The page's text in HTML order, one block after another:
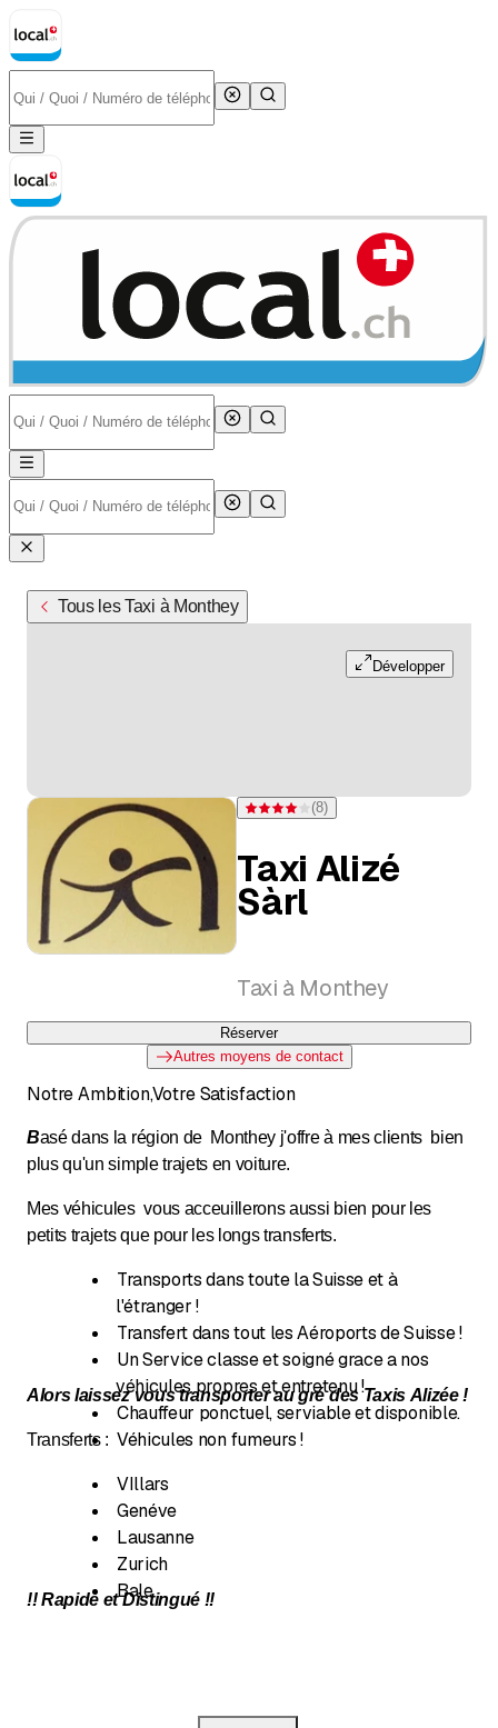
Tous les Taxi à Monthey
Développer
Note 4 sur 5 étoiles pour 8 évaluations
(8)
Taxi Alizé
Sàrl
Taxi à Monthey
Réserver
Autres moyens de contact
Notre Ambition,Votre Satisfaction
Basé dans la région de Monthey j'offre à mes clients bien
plus qu'un simple trajets en voiture.
Mes véhicules vous acceuillerons aussi bien pour les
petits trajets que pour les longs transferts.
Transports dans toute la Suisse et à
l'étranger !
Transfert dans tout les Aéroports de Suisse !
Un Service classe et soigné grace a nos
véhicules propres et entretenu !
Chauffeur ponctuel, serviable et disponible.
Véhicules non fumeurs !
Alors laissez vous transporter au gré des Taxis Alizée !
Transferts :
VIllars
Genéve
Lausanne
Zurich
Bale
!! Rapide et Distingué !!